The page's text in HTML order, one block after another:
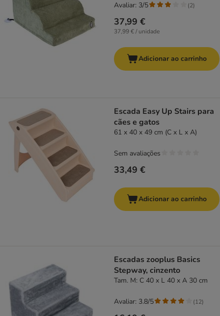
37,99 €
37,99 € / unidade
Avaliar: 3/5 (2)
Adicionar ao carrinho
Escada Easy Up Stairs para
cães e gatos
61 x 40 x 49 cm (C x L x A)
33,49 €
Sem avaliações
Adicionar ao carrinho
Escadas zooplus Basics
Stepway, cinzento
Tam. M: C 40 x L 40 x A 30 cm
Avaliar: 3.8/5 (12)